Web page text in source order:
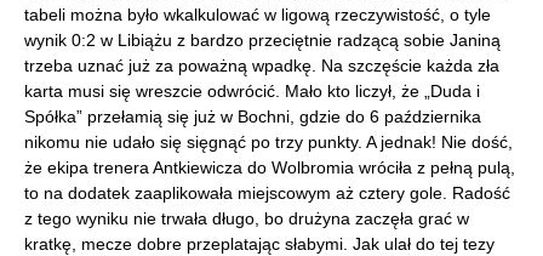
tabeli można było wkalkulować w ligową rzeczywistość, o tyle
wynik 0:2 w Libiążu z bardzo przeciętnie radzącą sobie Janiną
trzeba uznać już za poważną wpadkę. Na szczęście każda zła
karta musi się wreszcie odwrócić. Mało kto liczył, że „Duda i
Spółka” przełamią się już w Bochni, gdzie do 6 października
nikomu nie udało się sięgnąć po trzy punkty. A jednak! Nie dość,
że ekipa trenera Antkiewicza do Wolbromia wróciła z pełną pulą,
to na dodatek zaaplikowała miejscowym aż cztery gole. Radość
z tego wyniku nie trwała długo, bo drużyna zaczęła grać w
kratkę, mecze dobre przeplatając słabymi. Jak ulał do tej tezy